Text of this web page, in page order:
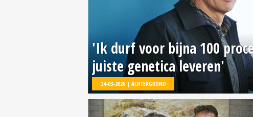
'Ik durf voor bijna 100
juiste genetica leveren'
24-03-2026 | ACHTERGROND